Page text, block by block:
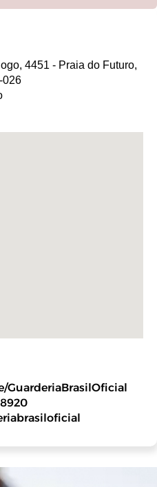
4451 - Praia do Futuro,
026
GuarderiaBrasilOficial